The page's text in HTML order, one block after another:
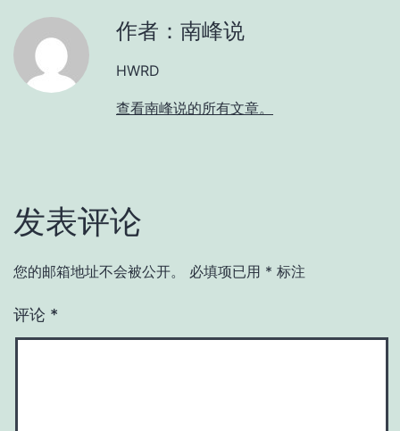
作者：南峰说
HWRD
查看南峰说的所有文章。
发表评论
您的邮箱地址不会被公开。 必填项已用 * 标注
评论 *